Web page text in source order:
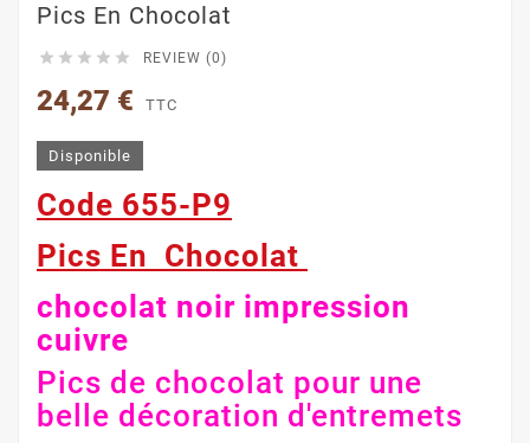
Pics En Chocolat
     REVIEW (0)
24,27 € TTC
Disponible
Code 655-P9
Pics En Chocolat
chocolat noir impression
cuivre
Pics de chocolat pour une
belle décoration d'entremets